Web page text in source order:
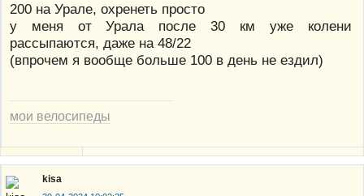
200 на Урале, охренеть просто
у меня от Урала после 30 км уже колени
рассыпаются, даже на 48/22
(впрочем я вообще больше 100 в день не ездил)
мои велосипеды
kisa